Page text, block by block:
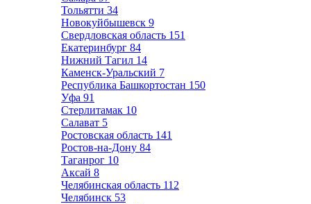
Тольятти 34
Новокуйбышевск 9
Свердловская область 151
Екатеринбург 84
Нижний Тагил 14
Каменск-Уральский 7
Республика Башкортостан 150
Уфа 91
Стерлитамак 10
Салават 5
Ростовская область 141
Ростов-на-Дону 84
Таганрог 10
Аксай 8
Челябинская область 112
Челябинск 53